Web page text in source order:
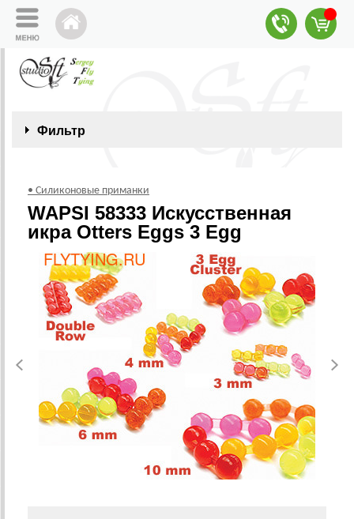
Фильтр
• Силиконовые приманки
WAPSI 58333 Искусственная
икра Otters Eggs 3 Egg